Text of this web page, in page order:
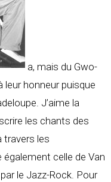
a, mais du Gwo-
honneur puisque
J’aime la
les chants des
travers les
celle de Van
le Jazz-Rock. Pour